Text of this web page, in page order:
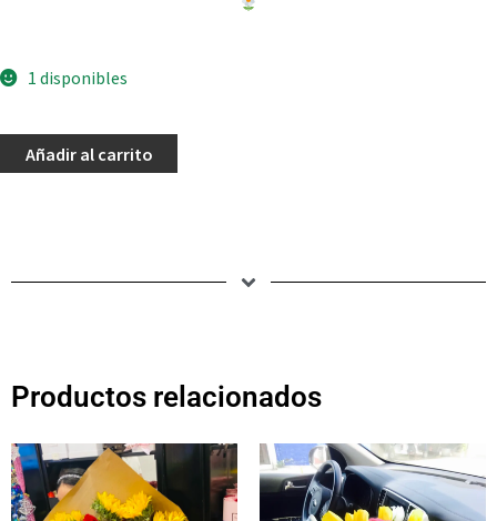
1 disponibles
Añadir al carrito
Productos relacionados